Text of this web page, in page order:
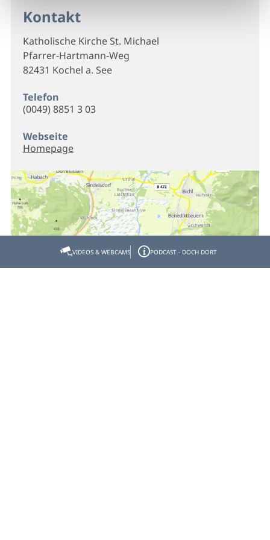
Kontakt
Katholische Kirche St. Michael
Pfarrer-Hartmann-Weg
82431 Kochel a. See
Telefon
(0049) 8851 3 03
Webseite
Homepage
VIDEOS & WEBCAMS PODCAST - DOCH DORT